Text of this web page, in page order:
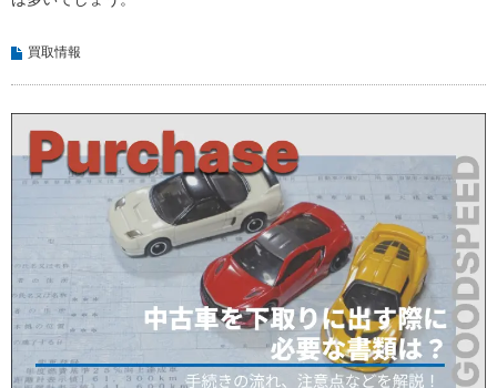
買取情報